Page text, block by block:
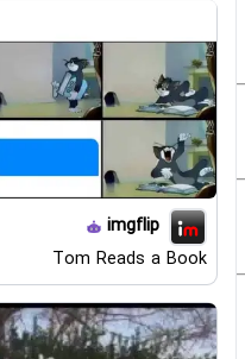
imgflip
Tom Reads a Book